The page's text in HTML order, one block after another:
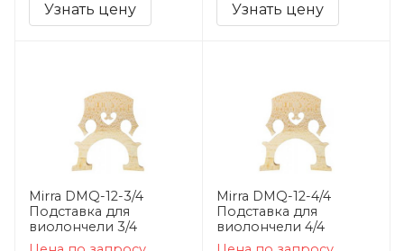
Узнать цену Узнать цену
Mirra DMQ-12-3/4
Подставка для
виолончели 3/4
Mirra DMQ-12-4/4
Подставка для
виолончели 4/4